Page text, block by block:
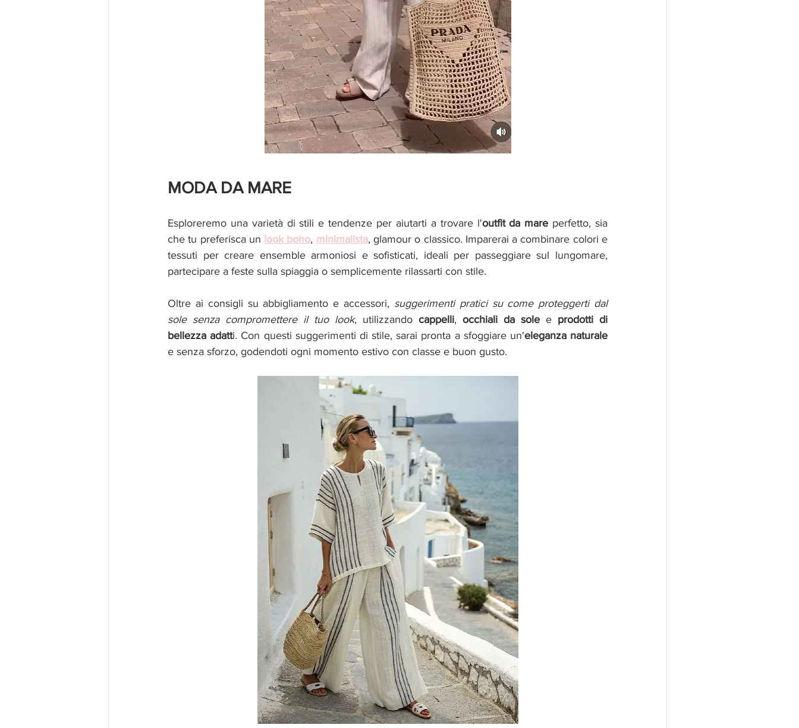
MODA DA MARE
Esploreremo una varietà di stili e tendenze per aiutarti a trovare l'outfit da mare perfetto, sia
che tu preferisca un look boho, minimalista, glamour o classico. Imparerai a combinare colori e
tessuti per creare ensemble armoniosi e sofisticati, ideali per passeggiare sul lungomare,
partecipare a feste sulla spiaggia o semplicemente rilassarti con stile.
Oltre ai consigli su abbigliamento e accessori, suggerimenti pratici su come proteggerti dal
sole senza compromettere il tuo look, utilizzando cappelli, occhiali da sole e prodotti di
bellezza adatti. Con questi suggerimenti di stile, sarai pronta a sfoggiare un'eleganza naturale
e senza sforzo, godendoti ogni momento estivo con classe e buon gusto.